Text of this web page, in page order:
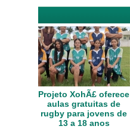
Projeto XohÃ£ oferece
aulas gratuitas de
rugby para jovens de
13 a 18 anos